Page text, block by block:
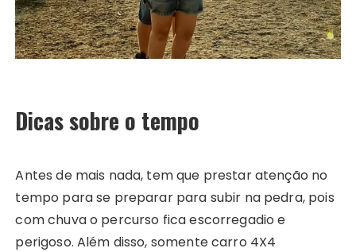
Dicas sobre o tempo
Antes de mais nada, tem que prestar atenção no
tempo para se preparar para subir na pedra, pois
com chuva o percurso fica escorregadio e
perigoso. Além disso, somente carro 4X4